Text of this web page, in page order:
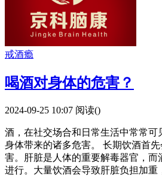
戒酒瘾
喝酒对身体的危害？
2024-09-25 10:07 阅读()
酒，在社交场合和日常生活中常常可
身体带来的诸多危害。 长期饮酒首
害。肝脏是人体的重要解毒器官，而
进行。大量饮酒会导致肝脏负担加重